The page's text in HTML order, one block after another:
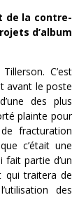
de la contre-
d’album
C’est
avant le poste
des plus
plainte pour
fracturation
c’était une
fait partie d’un
qui traitera de
des